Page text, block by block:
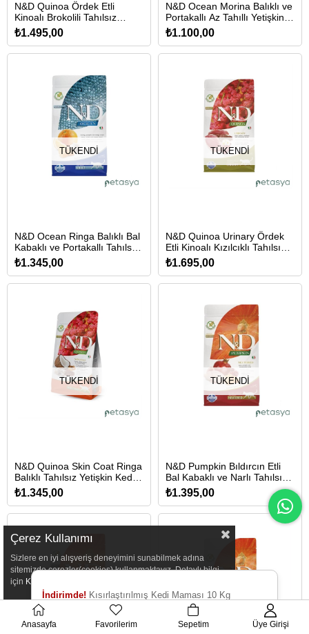
N&D Quinoa Ördek Etli
Kinoalı Brokolili Tahılsız
Kısırlaştırılmış Kedi Maması
1,5 Kg
₺1.495,00
N&D Ocean Morina Balıklı ve
Portakallı Az Tahıllı Yetişkin
Kedi Maması 1,5 Kg
₺1.100,00
TÜKENDI
N&D Ocean Ringa Balıklı Bal
Kabaklı ve Portakallı Tahılsız
Yetişkin Kedi Maması 1,5 Kg
₺1.345,00
TÜKENDI
N&D Quinoa Urinary Ördek
Etli Kinoalı Kızılcıklı Tahılsız
Yetişkin Kedi Maması 1,5 Kg
₺1.695,00
TÜKENDI
N&D Quinoa Skin Coat Ringa
Balıklı Tahılsız Yetişkin Kedi
Maması 1,5 Kg
₺1.345,00
TÜKENDI
N&D Pumpkin Bıldırcın Etli
Bal Kabaklı ve Narlı Tahılsız
Kısırlaştırılmış Kedi Maması
1,5 Kg
₺1.395,00
İndirimde! Kısırlaştırılmış Kedi Maması 10 Kg
Çerez Kullanımı
Sizlere en iyi alışveriş deneyimini sunabilmek adına
sitemizde çerezler(cookies) kullanmaktayız. Detaylı bilgi
için Kvkk
Anasayfa Favorilerim Sepetim Üye Girişi